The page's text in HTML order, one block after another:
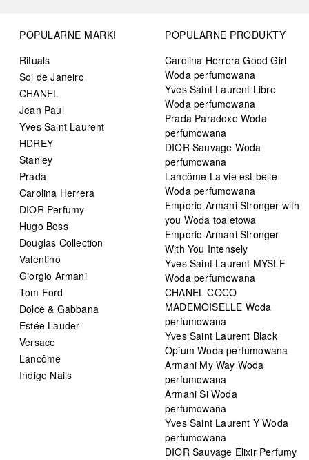
POPULARNE MARKI
Rituals
Sol de Janeiro
CHANEL
Jean Paul
Yves Saint Laurent
HDREY
Stanley
Prada
Carolina Herrera
DIOR Perfumy
Hugo Boss
Douglas Collection
Valentino
Giorgio Armani
Tom Ford
Dolce & Gabbana
Estée Lauder
Versace
Lancôme
Indigo Nails
POPULARNE PRODUKTY
Carolina Herrera Good Girl
Woda perfumowana
Yves Saint Laurent Libre
Woda perfumowana
Prada Paradoxe Woda
perfumowana
DIOR Sauvage Woda
perfumowana
Lancôme La vie est belle
Woda perfumowana
Emporio Armani Stronger with
you Woda toaletowa
Emporio Armani Stronger
With You Intensely
Yves Saint Laurent MYSLF
Woda perfumowana
CHANEL COCO
MADEMOISELLE Woda
perfumowana
Yves Saint Laurent Black
Opium Woda perfumowana
Armani My Way Woda
perfumowana
Armani Si Woda
perfumowana
Yves Saint Laurent Y Woda
perfumowana
DIOR Sauvage Elixir Perfumy